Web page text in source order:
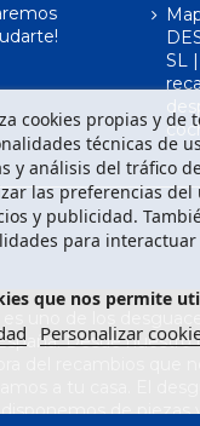
SL
cookies propias y de
técnicas de
y análisis del tráfico
las preferencias del
y publicidad.
para interactuar
que nos permite
Personalizar
Desde nuestro
de piezas